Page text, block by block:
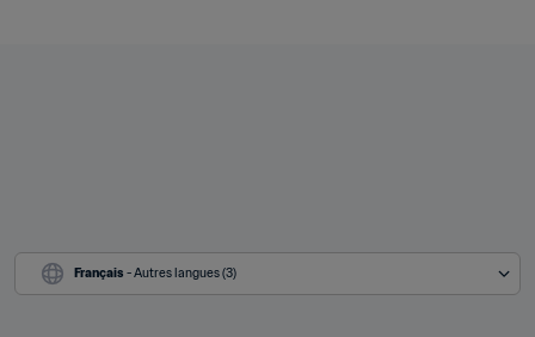
Français - Autres langues (3)